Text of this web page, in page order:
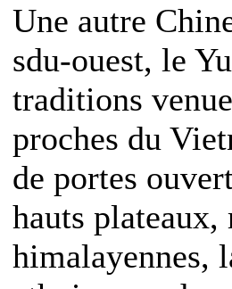
Une autre
sdu-ouest, le
traditions
proches du
de portes
hauts plateaux,
himalayennes,